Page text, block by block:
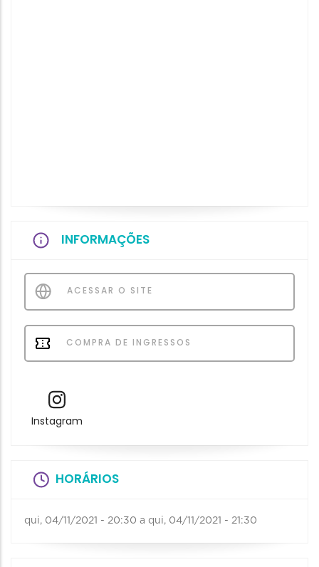
INFORMAÇÕES
ACESSAR O SITE
COMPRA DE INGRESSOS
Instagram
HORÁRIOS
qui, 04/11/2021 - 20:30 a qui, 04/11/2021 - 21:30